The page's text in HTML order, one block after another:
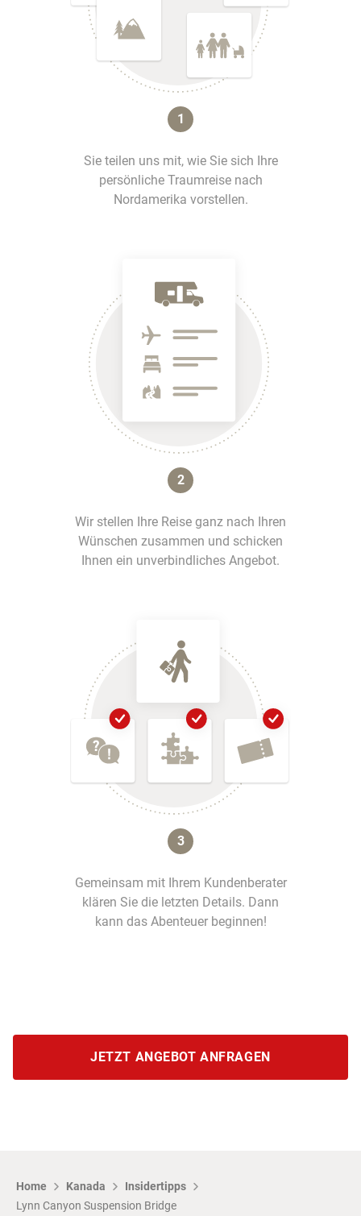
Home Kanada
Insidertipps
Lynn Canyon Suspension Bridge
JETZT ANGEBOT ANFRAGEN
1
Sie teilen uns mit, wie Sie sich Ihre
persönliche Traumreise nach
Nordamerika vorstellen.
2
Wir stellen Ihre Reise ganz nach Ihren
Wünschen zusammen und schicken
Ihnen ein unverbindliches Angebot.
3
Gemeinsam mit Ihrem Kundenberater
klären Sie die letzten Details. Dann
kann das Abenteuer beginnen!